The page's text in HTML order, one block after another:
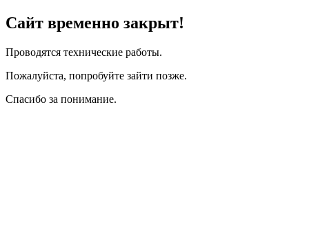
Сайт временно закрыт!
Проводятся технические работы.
Пожалуйста, попробуйте зайти позже.
Спасибо за понимание.